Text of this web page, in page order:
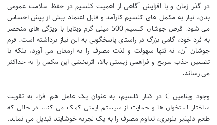
در گذر زمان و با افزایش آگاهی از اهمیت کلسیم در حفظ سلامت عمومی
بدن، نیاز به مکمل های کلسیم کارآمد و قابل اعتماد بیش از پیش احساس
می شود. قرص جوشان کلسیم 500 میلی گرم ویتاپرا با ویژگی های منحصر
به فرد خود، گامی بزرگ در راستای پاسخگویی به این نیاز برداشته است. فرم
جوشان آن، نه تنها سهولت و لذت مصرف را به ارمغان می آورد، بلکه با
تضمین جذب سریع و فراهمی زیستی بالا، اثربخشی این مکمل را به حداکثر
می رساند.
وجود ویتامین C در کنار کلسیم، به عنوان یک عامل هم افزا، به تقویت
ساختار استخوان ها و حمایت از سیستم ایمنی کمک می کند، در حالی که
طعم دلپذیر بلوبری، تداوم مصرف را به یک تجربه خوشایند تبدیل می نماید.